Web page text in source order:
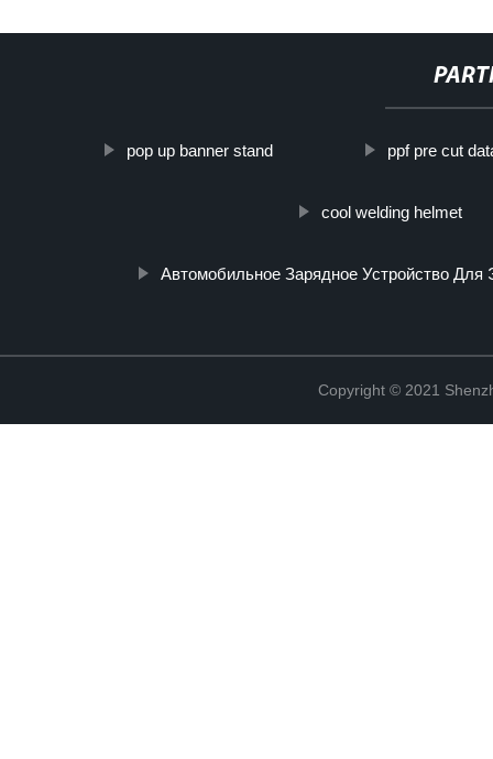
pop up banner stand ppf pre cut
cool welding helmet
Автомобильное Зарядное Устройство Для
Copyright © 2021